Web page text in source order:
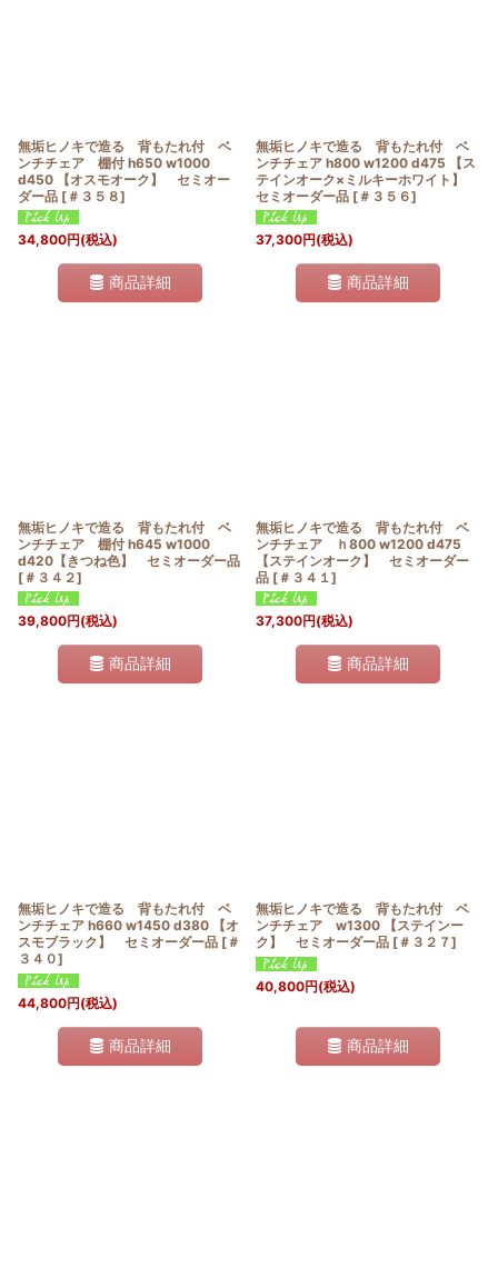
無垢ヒノキで造る 背もたれ付 ベ
ンチチェア 棚付 h650 w1000
d450 【オスモオーク】 セミオー
ダー品 [ ＃３５８]
34,800円(税込)
商品詳細
無垢ヒノキで造る 背もたれ付 ベ
ンチチェア h800 w1200 d475 【ス
テインオーク×ミルキーホワイト】
セミオーダー品 [ ＃３５６]
37,300円(税込)
商品詳細
無垢ヒノキで造る 背もたれ付 ベ
ンチチェア 棚付 h645 w1000
d420【きつね色】 セミオーダー品
[ ＃３４２]
39,800円(税込)
商品詳細
無垢ヒノキで造る 背もたれ付 ベ
ンチチェア ｈ800 w1200 d475
【ステインオーク】 セミオーダー
品 [ ＃３４１]
37,300円(税込)
商品詳細
無垢ヒノキで造る 背もたれ付 ベ
ンチチェア h660 w1450 d380 【オ
スモブラック】 セミオーダー品 [ ＃
３４０]
44,800円(税込)
商品詳細
無垢ヒノキで造る 背もたれ付 ベ
ンチチェア w1300 【ステインー
ク】 セミオーダー品 [ ＃３２７]
40,800円(税込)
商品詳細